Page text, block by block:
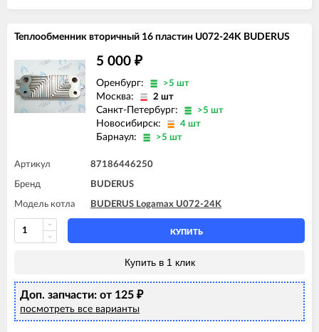
Теплообменник вторичный 16 пластин U072-24K BUDERUS
5 000 ₽
Оренбург: >5 шт
Москва: 2 шт
Санкт-Петербург: >5 шт
Новосибирск: 4 шт
Барнаул: >5 шт
Артикул 87186446250
Бренд BUDERUS
Модель котла BUDERUS Logamax U072-24K
КУПИТЬ
Купить в 1 клик
Доп. запчасти: от 125 ₽
посмотреть все варианты